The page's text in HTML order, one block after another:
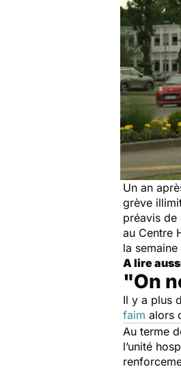
Un an
grève
préavis de
au Centre
la
A lire
"On
Il y a plus
faim alors
Au terme
l’unité